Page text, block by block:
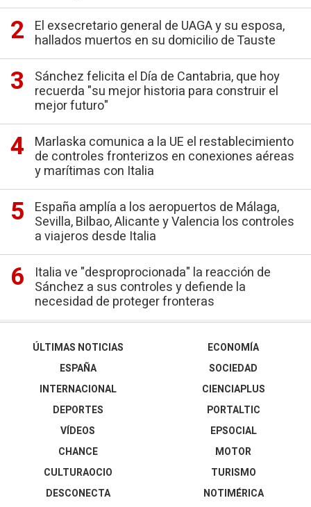
El exsecretario general de UAGA y su esposa,
hallados muertos en su domicilio de Tauste
Sánchez felicita el Día de Cantabria, que hoy
recuerda "su mejor historia para construir el
mejor futuro"
Marlaska comunica a la UE el restablecimiento
de controles fronterizos en conexiones aéreas
y marítimas con Italia
España amplía a los aeropuertos de Málaga,
Sevilla, Bilbao, Alicante y Valencia los controles
a viajeros desde Italia
Italia ve "desproprocionada" la reacción de
Sánchez a sus controles y defiende la
necesidad de proteger fronteras
ÚLTIMAS NOTICIAS
ESPAÑA
INTERNACIONAL
DEPORTES
VÍDEOS
ECONOMÍA
SOCIEDAD
CIENCIAPLUS
PORTALTIC
EPSOCIAL
CHANCE
CULTURAOCIO
DESCONECTA
MOTOR
TURISMO
NOTIMÉRICA